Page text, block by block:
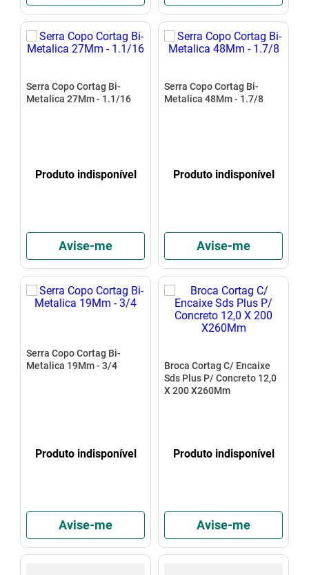
Serra Copo Cortag Bi-
Metalica 27Mm - 1.1/16
Produto indisponível
Avise-me
Serra Copo Cortag Bi-
Metalica 48Mm - 1.7/8
Produto indisponível
Avise-me
Serra Copo Cortag Bi-
Metalica 19Mm - 3/4
Produto indisponível
Avise-me
Broca Cortag C/ Encaixe
Sds Plus P/ Concreto 12,0
X 200 X260Mm
Produto indisponível
Avise-me